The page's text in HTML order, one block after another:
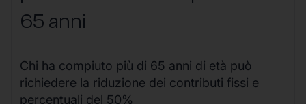
65 anni
Chi ha compiuto più di 65 anni di età può
richiedere la riduzione dei contributi fissi e
percentuali del 50%